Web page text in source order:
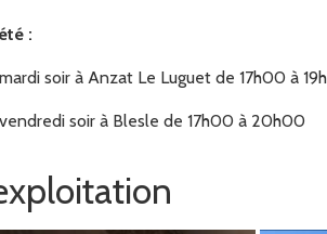
:
soir à Anzat Le Luguet de 17h00 à
soir à Blesle de 17h00 à 20h00